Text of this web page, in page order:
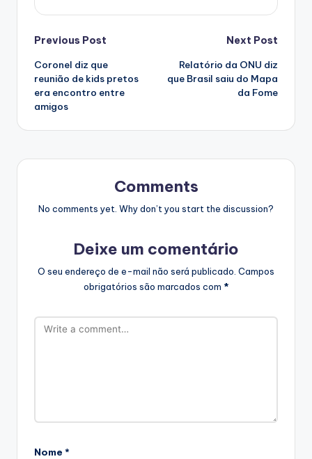
Post
navigation
Previous Post
Coronel diz que
reunião de kids pretos
era encontro entre
amigos
Next Post
Relatório da ONU diz
que Brasil saiu do Mapa
da Fome
Comments
No comments yet. Why don’t you start the discussion?
Deixe um comentário
O seu endereço de e-mail não será publicado. Campos
obrigatórios são marcados com *
Nome *